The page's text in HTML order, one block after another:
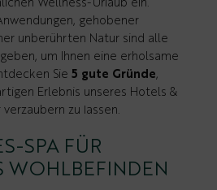
Wellness-Urlaub ein.
gehobener
unberührten Natur sind alle
um Ihnen eine erholsame
Sie 5 gute Gründe,
Erlebnis unseres Hotels &
zu lassen.
SPA FÜR
WOHLBEFINDEN